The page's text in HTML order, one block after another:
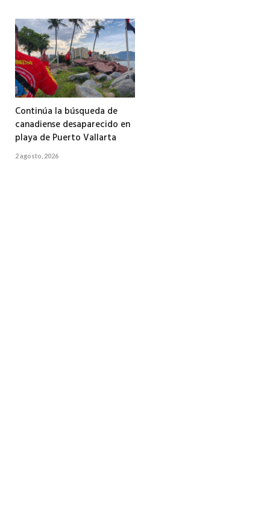
Continúa la búsqueda de
canadiense desaparecido en
playa de Puerto Vallarta
2 agosto, 2026